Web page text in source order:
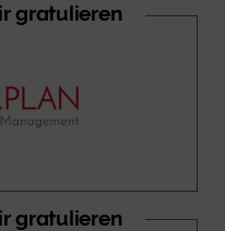
gratulieren
gratulieren